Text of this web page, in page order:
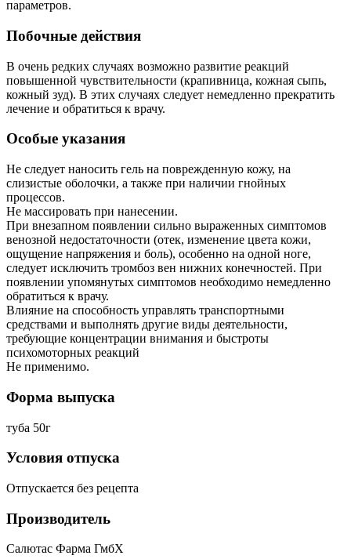
параметров.
Побочные действия
В очень редких случаях возможно развитие реакций
повышенной чувствительности (крапивница, кожная сыпь,
кожный зуд). В этих случаях следует немедленно прекратить
лечение и обратиться к врачу.
Особые указания
Не следует наносить гель на поврежденную кожу, на
слизистые оболочки, а также при наличии гнойных
процессов.
Не массировать при нанесении.
При внезапном появлении сильно выраженных симптомов
венозной недостаточности (отек, изменение цвета кожи,
ощущение напряжения и боль), особенно на одной ноге,
следует исключить тромбоз вен нижних конечностей. При
появлении упомянутых симптомов необходимо немедленно
обратиться к врачу.
Влияние на способность управлять транспортными
средствами и выполнять другие виды деятельности,
требующие концентрации внимания и быстроты
психомоторных реакций
Не применимо.
Форма выпуска
туба 50г
Условия отпуска
Отпускается без рецепта
Производитель
Салютас Фарма ГмбХ